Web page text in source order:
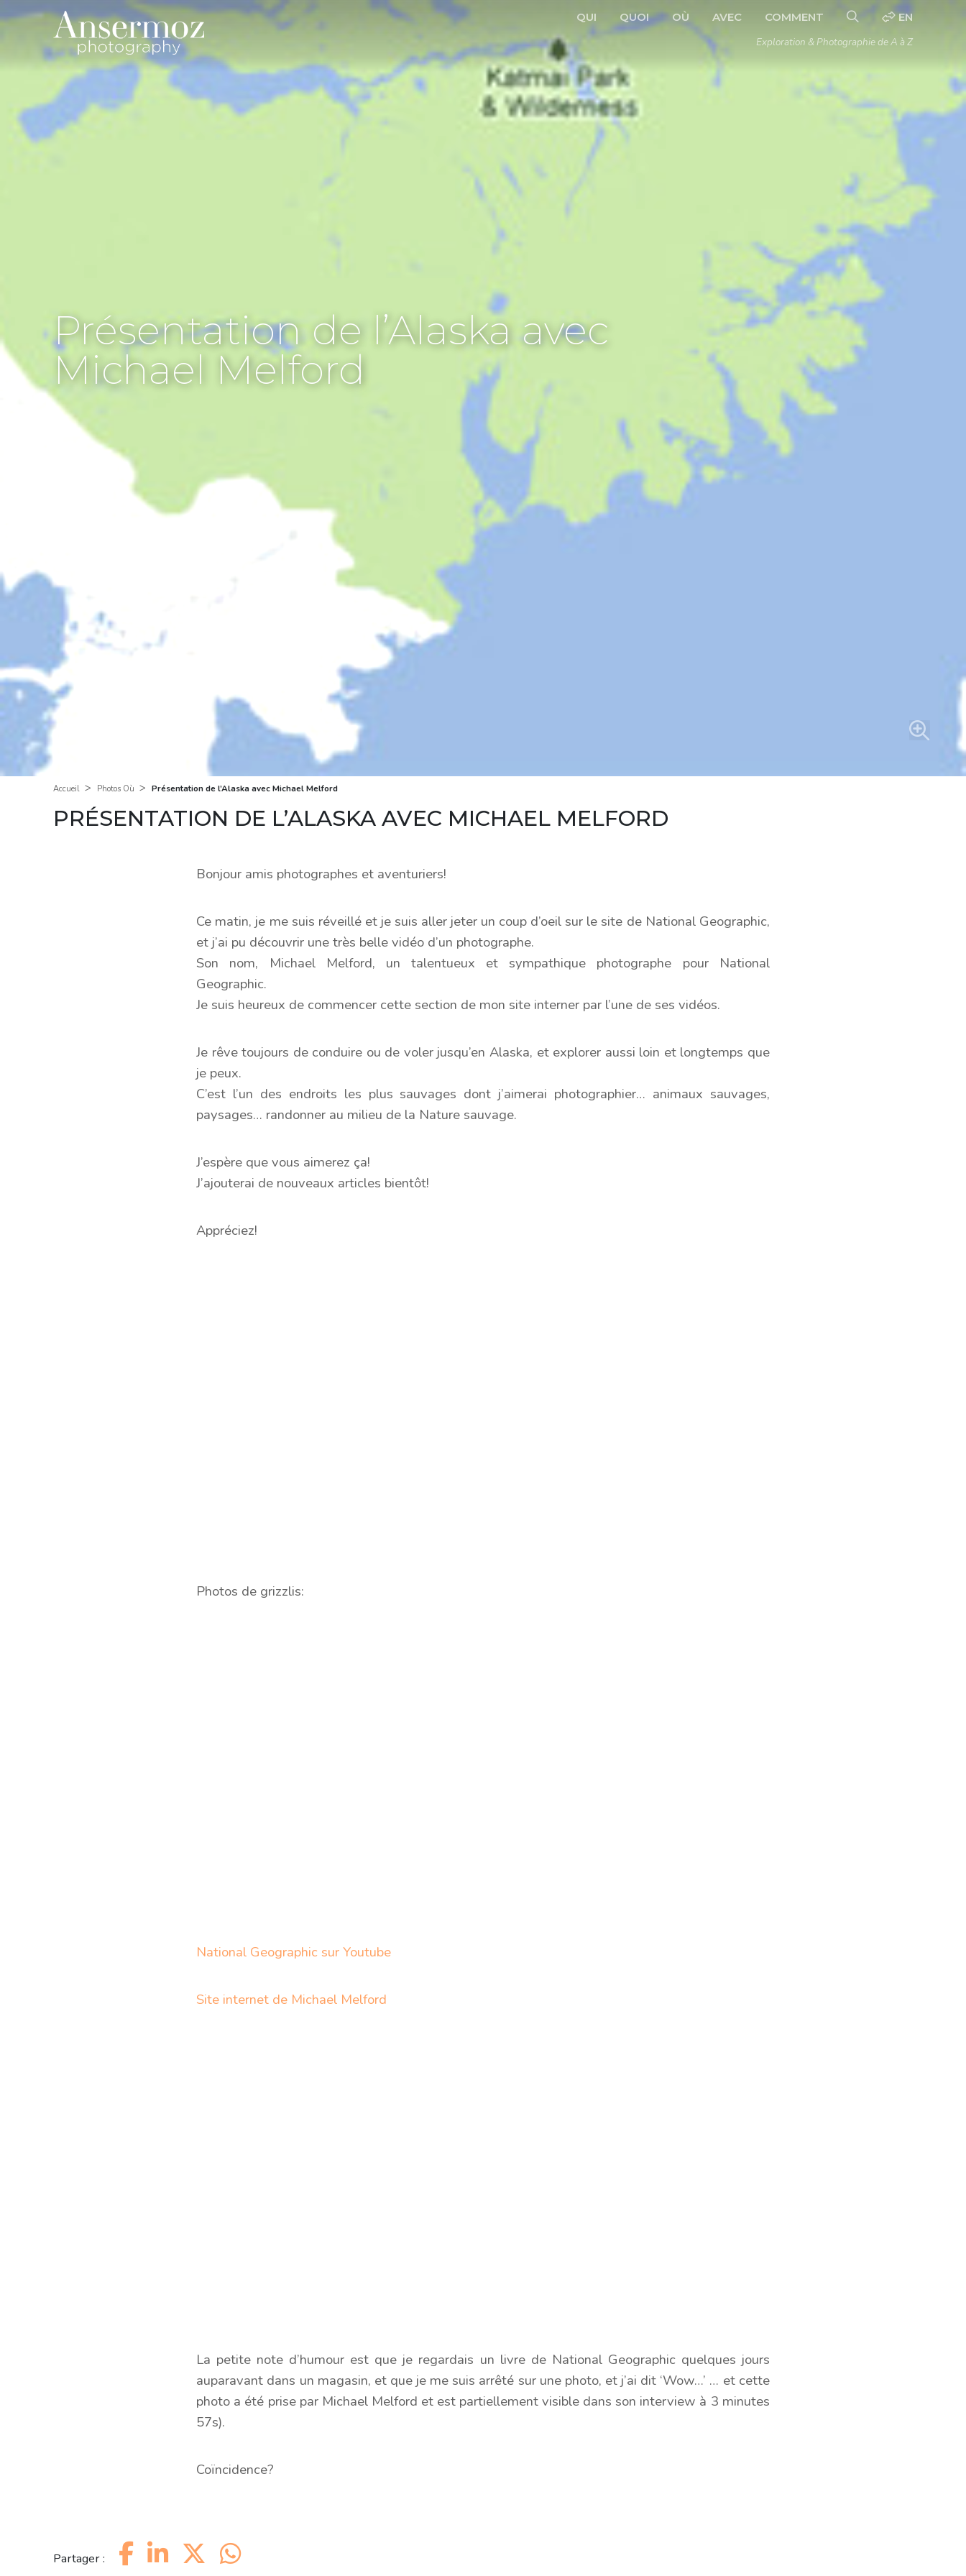
Présentation de l’Alaska avec
Michael Melford
QUI QUOI OÙ AVEC COMMENT
EN
Exploration & Photographie de A à Z
Accueil > Photos Où > Présentation de l’Alaska avec Michael Melford
PRÉSENTATION DE L’ALASKA AVEC MICHAEL MELFORD
Bonjour amis photographes et aventuriers!
Ce matin, je me suis réveillé et je suis aller jeter un coup d’oeil sur le site de National Geographic,
et j’ai pu découvrir une très belle vidéo d’un photographe.
Son nom, Michael Melford, un talentueux et sympathique photographe pour National
Geographic.
Je suis heureux de commencer cette section de mon site interner par l’une de ses vidéos.
Je rêve toujours de conduire ou de voler jusqu’en Alaska, et explorer aussi loin et longtemps que
je peux.
C’est l’un des endroits les plus sauvages dont j’aimerai photographier… animaux sauvages,
paysages… randonner au milieu de la Nature sauvage.
J’espère que vous aimerez ça!
J’ajouterai de nouveaux articles bientôt!
Appréciez!
Photos de grizzlis:
National Geographic sur Youtube
Site internet de Michael Melford
La petite note d’humour est que je regardais un livre de National Geographic quelques jours
auparavant dans un magasin, et que je me suis arrêté sur une photo, et j’ai dit ‘Wow…’ … et cette
photo a été prise par Michael Melford et est partiellement visible dans son interview à 3 minutes
57s).
Coïncidence?
Partager :